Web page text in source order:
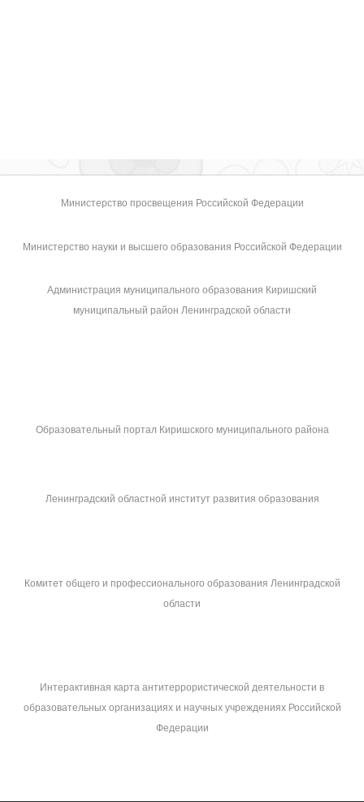
Министерство просвещения Российской Федерации
Министерство науки и высшего образования Российской Федерации
Администрация муниципального образования Киришский
муниципальный район Ленинградской области
Образовательный портал Киришского муниципального района
Ленинградский областной институт развития образования
Комитет общего и профессионального образования Ленинградской
области
Интерактивная карта антитеррористической деятельности в
образовательных организациях и научных учреждениях Российской
Федерации